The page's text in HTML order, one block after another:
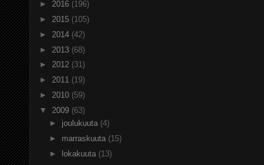
► 2016 (196)
► 2015 (105)
► 2014 (42)
► 2013 (68)
► 2012 (31)
► 2011 (19)
► 2010 (59)
▼ 2009 (63)
► joulukuuta (4)
► marraskuuta (15)
► lokakuuta (13)